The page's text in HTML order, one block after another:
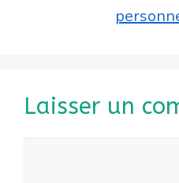
Laisser un